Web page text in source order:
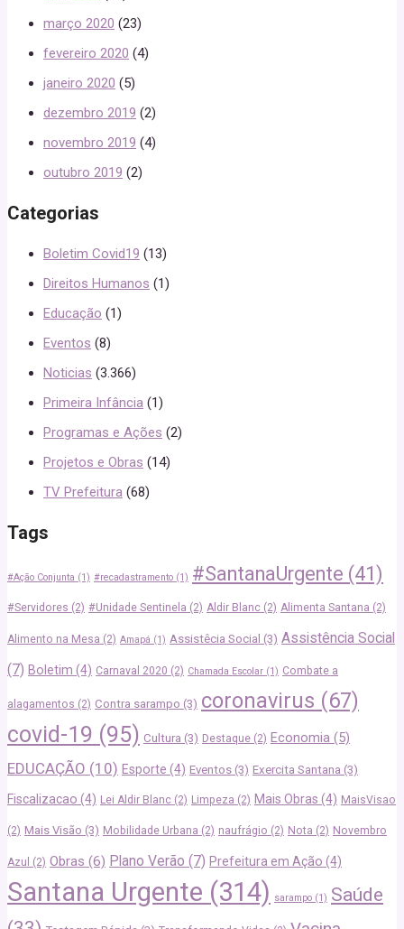
março 2020 (23)
fevereiro 2020 (4)
janeiro 2020 (5)
dezembro 2019 (2)
novembro 2019 (4)
outubro 2019 (2)
Categorias
Boletim Covid19 (13)
Direitos Humanos (1)
Educação (1)
Eventos (8)
Noticias (3.366)
Primeira Infância (1)
Programas e Ações (2)
Projetos e Obras (14)
TV Prefeitura (68)
Tags
#Ação Conjunta (1) #recadastramento (1) #SantanaUrgente (41)
#Servidores (2) #Unidade Sentinela (2) Aldir Blanc (2) Alimenta Santana (2)
Alimento na Mesa (2) Amapá (1) Assistêcia Social (3) Assistência Social
(7) Boletim (4) Carnaval 2020 (2) Chamada Escolar (1) Combate a
alagamentos (2) Contra sarampo (3) coronavirus (67)
covid-19 (95) Cultura (3) Destaque (2) Economia (5)
EDUCAÇÃO (10) Esporte (4) Eventos (3) Exercita Santana (3)
Fiscalizacao (4) Lei Aldir Blanc (2) Limpeza (2) Mais Obras (4) MaisVisao
(2) Mais Visão (3) Mobilidade Urbana (2) naufrágio (2) Nota (2) Novembro
Azul (2) Obras (6) Plano Verão (7) Prefeitura em Ação (4)
Santana Urgente (314) sarampo (1) Saúde